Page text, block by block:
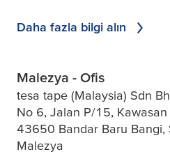
Daha fazla bilgi alın
Malezya - Ofis
tesa tape (Malaysia) Sdn
No 6, Jalan P/15, Kawasan
43650 Bandar Baru Bangi,
Malezya